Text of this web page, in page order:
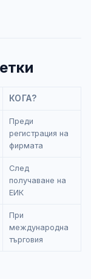
КОГА?
Преди
регистрация на
фирмата
След
получаване на
ЕИК
При
международна
търговия